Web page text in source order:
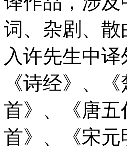
词、杂剧、
入许先生中
《诗经》、
首》、《唐
首》、《宋